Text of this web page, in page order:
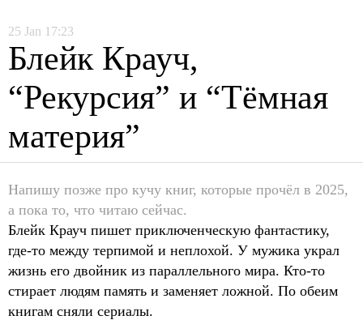
25 Jan 17:23
Блейк Крауч,
“Рекурсия” и “Тёмная
материя”
Напишу позже про кучу книг, которые прочёл в 2025,
а пока то, что читаю сейчас.
Блейк Крауч пишет приключенческую фантастику,
где-то между терпимой и неплохой. У мужика украл
жизнь его двойник из параллельного мира. Кто-то
стирает людям память и заменяет ложной. По обеим
книгам сняли сериалы.